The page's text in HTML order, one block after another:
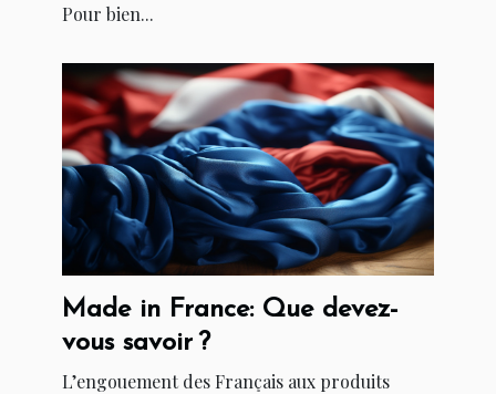
Pour bien...
Made in France: Que devez-
vous savoir ?
L’engouement des Français aux produits